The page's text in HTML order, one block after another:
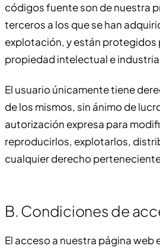
códigos fuente son de nuestra
terceros a los que se han
explotación, y están protegidos
propiedad intelectual e
El usuario únicamente tiene
de los mismos, sin ánimo de
autorización expresa para
reproducirlos, explotarlos,
cualquier derecho
B. Condiciones de
El acceso a nuestra página web